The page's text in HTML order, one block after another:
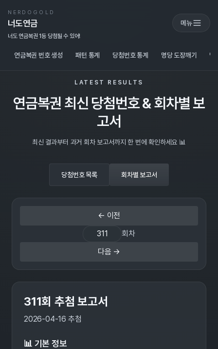
NERDOGOLD
너도연금
너도 연금복권 1등 당첨될 수 있어!
메뉴
연금복권 번호 생성 패턴 통계 당첨번호 통계 명당 도장깨기 당
LATEST RESULTS
연금복권 최신 당첨번호 & 회차별 보
고서
최신 결과부터 과거 회차 보고서까지 한 번에 확인하세요 📊
당첨번호 목록 회차별 보고서
← 이전
회차
다음 →
311회 추첨 보고서
2026-04-16 추첨
📊 기본 정보